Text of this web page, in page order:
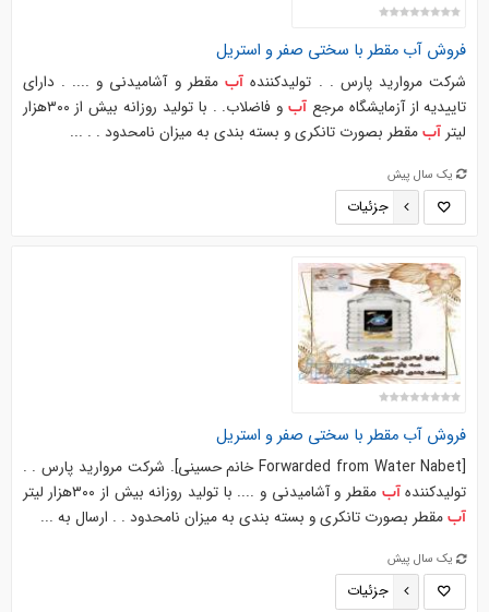
فروش آب مقطر با سختی صفر و استریل
شرکت مروارید پارس . . تولیدکننده آبمقطر و آشامیدنی و .... . دارای
تاییدیه از آزمایشگاه مرجع آب
و فاضلاب. . با تولید روزانه بیش از ۳۰۰هزار
لیتر آبمقطر بصورت تانکری و بسته بندی به میزان نامحدود . . ...
یک سال پیش
جزئیات
فروش آب مقطر با سختی صفر و استریل
[Forwarded from Water Nabet خانم حسینی]. شرکت مروارید پارس . .
تولیدکنندهآب مقطر و آشامیدنی و .... با تولید روزانه بیش از ۳۰۰هزار لیتر
آبمقطر بصورت تانکری و بسته بندی به میزان نامحدود . . ارسال به ...
یک سال پیش
جزئیات